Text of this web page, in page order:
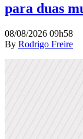
para duas
08/08/2026 09h58
By Rodrigo Freire